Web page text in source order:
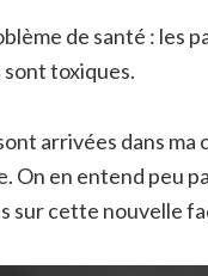
de santé : les
toxiques.
arrivées dans ma
On en entend peu
sur cette nouvelle